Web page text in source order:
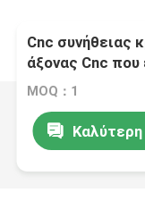
Cnc συνήθειας
άξονας Cnc που
στη μηχανή
MOQ：1
Καλύτερη